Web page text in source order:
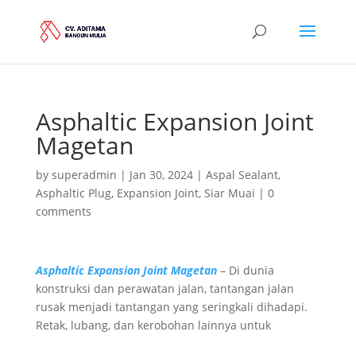
Asphaltic Expansion Joint
Magetan
by superadmin | Jan 30, 2024| Aspal Sealant,
Asphaltic Plug, Expansion Joint, Siar Muai | 0
comments
Asphaltic Expansion Joint Magetan– Di dunia
konstruksi dan perawatan jalan, tantangan jalan
rusak menjadi tantangan yang seringkali dihadapi.
Retak, lubang, dan kerobohan lainnya untuk